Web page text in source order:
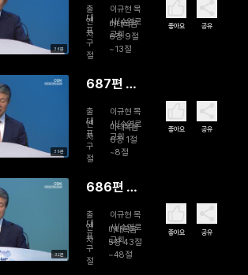
36분
우리 아버
지여!
출
연
자
이규현 목
사/수영로
교회
대
표
구
절
마태복음
6장 9절
~13절
좋아요 공유
39분
687편 너
적인, 그러
나
출
연
자
이규현 목
사/수영로
교회
대
표
구
절
마태복음
6장 1절
~8절
좋아요 공유
32분
686편 사
랑
출
연
자
이규현 목
사/수영로
교회
대
표
구
절
마태복음
5장 43절
~48절
좋아요 공유